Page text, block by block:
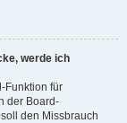
werde ich
Funktion für
der Board-
den Missbrauch